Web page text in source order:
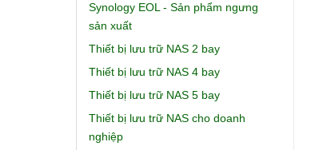
Synology EOL - Sản phẩm ngưng
sản xuất
Thiết bị lưu trữ NAS 2 bay
Thiết bị lưu trữ NAS 4 bay
Thiết bị lưu trữ NAS 5 bay
Thiết bị lưu trữ NAS cho doanh
nghiệp